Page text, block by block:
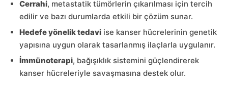
Cerrahi, metastatik tümörlerin çıkarılması için tercih
edilir ve bazı durumlarda etkili bir çözüm sunar.
Hedefe yönelik tedavi ise kanser hücrelerinin genetik
yapısına uygun olarak tasarlanmış ilaçlarla uygulanır.
İmmünoterapi, bağışıklık sistemini güçlendirerek
kanser hücreleriyle savaşmasına destek olur.